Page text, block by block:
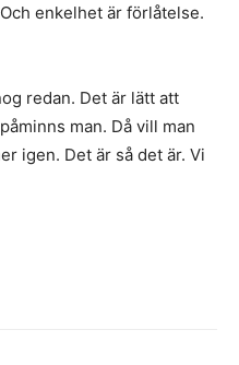
enkelhet är förlåtelse.
redan. Det är lätt att
man. Då vill man
igen. Det är så det är. Vi